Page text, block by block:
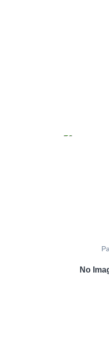
No